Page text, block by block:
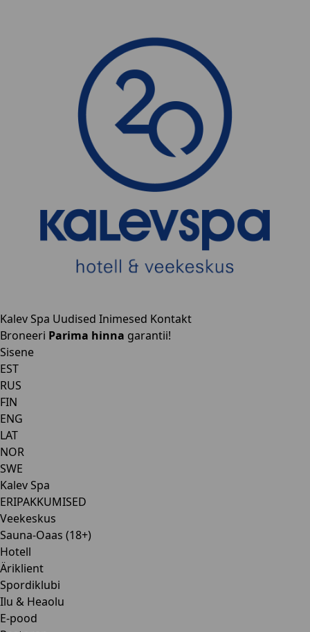
Kalev Spa Uudised Inimesed Kontakt
Broneeri Parima hinna garantii!
Sisene
EST
RUS
FIN
ENG
LAT
NOR
SWE
Kalev Spa
ERIPAKKUMISED
Veekeskus
Sauna-Oaas (18+)
Hotell
Äriklient
Spordiklubi
Ilu & Heaolu
E-pood